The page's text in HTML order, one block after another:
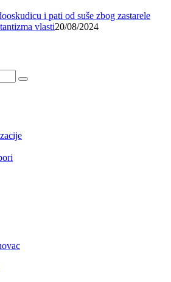
i pati od suše zbog zastarele
vlasti20/08/2024